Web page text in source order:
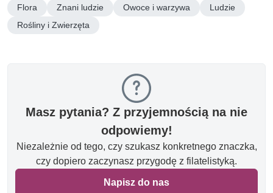
Flora Znani ludzie Owoce i warzywa
Ludzie
Rośliny i Zwierzęta
Masz pytania? Z przyjemnością na nie
odpowiemy!
Niezależnie od tego, czy szukasz konkretnego znaczka,
czy dopiero zaczynasz przygodę z filatelistyką.
Napisz do nas